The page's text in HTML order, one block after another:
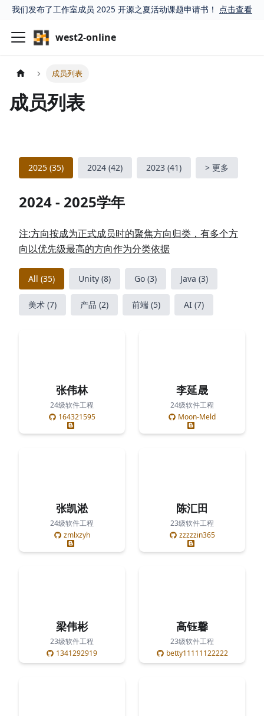
我们发布了工作室成员 2025 开源之夏活动课题申请书！ 点击查看
west2-online
成员列表
成员列表
2025 (35) 2024 (42) 2023 (41) > 更多
2024 - 2025学年
注:方向按成为正式成员时的聚焦方向归类，有多个方
向以优先级最高的方向作为分类依据
All (35) Unity (8) Go (3) Java (3)
美术 (7) 产品 (2) 前端 (5) AI (7)
张伟林
24级软件工程
164321595
李延晟
24级软件工程
Moon-Meld
张凯淞
24级软件工程
zmlxzyh
陈汇田
23级软件工程
zzzzzin365
梁伟彬
23级软件工程
1341292919
高钰馨
23级软件工程
betty11111122222